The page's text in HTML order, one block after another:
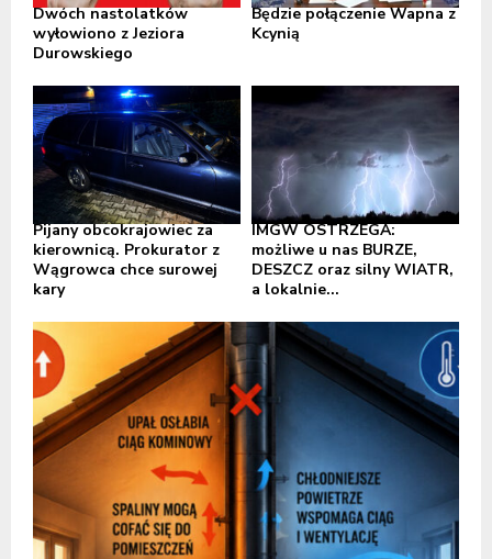
Dwóch nastolatków
wyłowiono z Jeziora
Durowskiego
Będzie połączenie Wapna z
Kcynią
Pijany obcokrajowiec za
kierownicą. Prokurator z
Wągrowca chce surowej
kary
IMGW OSTRZEGA:
możliwe u nas BURZE,
DESZCZ oraz silny WIATR,
a lokalnie...